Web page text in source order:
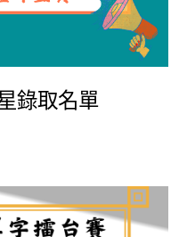
錄取名單